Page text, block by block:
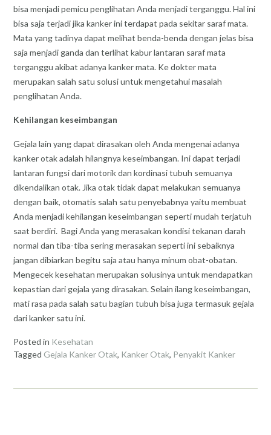
bisa menjadi pemicu penglihatan Anda menjadi terganggu. Hal ini
bisa saja terjadi jika kanker ini terdapat pada sekitar saraf mata.
Mata yang tadinya dapat melihat benda-benda dengan jelas bisa
saja menjadi ganda dan terlihat kabur lantaran saraf mata
terganggu akibat adanya kanker mata. Ke dokter mata
merupakan salah satu solusi untuk mengetahui masalah
penglihatan Anda.
Kehilangan keseimbangan
Gejala lain yang dapat dirasakan oleh Anda mengenai adanya
kanker otak adalah hilangnya keseimbangan. Ini dapat terjadi
lantaran fungsi dari motorik dan kordinasi tubuh semuanya
dikendalikan otak. Jika otak tidak dapat melakukan semuanya
dengan baik, otomatis salah satu penyebabnya yaitu membuat
Anda menjadi kehilangan keseimbangan seperti mudah terjatuh
saat berdiri. Bagi Anda yang merasakan kondisi tekanan darah
normal dan tiba-tiba sering merasakan seperti ini sebaiknya
jangan dibiarkan begitu saja atau hanya minum obat-obatan.
Mengecek kesehatan merupakan solusinya untuk mendapatkan
kepastian dari gejala yang dirasakan. Selain ilang keseimbangan,
mati rasa pada salah satu bagian tubuh bisa juga termasuk gejala
dari kanker satu ini.
Posted in Kesehatan
Tagged Gejala Kanker Otak, Kanker Otak, Penyakit Kanker